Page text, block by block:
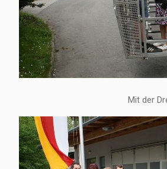
Mit der